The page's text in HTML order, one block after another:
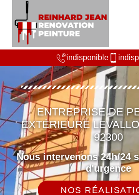
indisponible
ENTREPRISE DE
EXTÉRIEURE
92300
Nous intervenons 24h/24
d'urgence
NOS